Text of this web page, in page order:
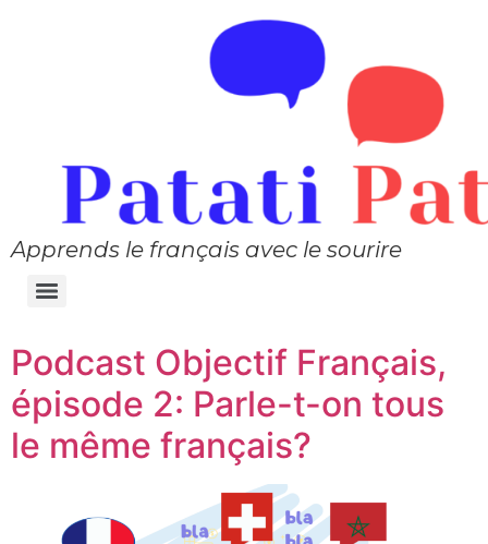
Apprends le français avec le sourire
Podcast Objectif Français,
épisode 2: Parle-t-on tous
le même français?